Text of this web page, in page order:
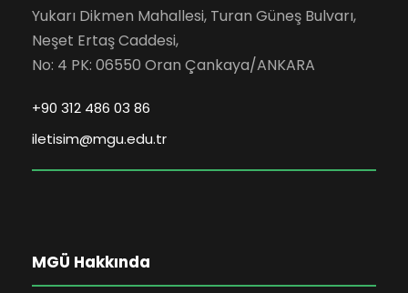
Yukarı Dikmen Mahallesi, Turan Güneş Bulvarı,
Neşet Ertaş Caddesi,
No: 4 PK: 06550 Oran Çankaya/ANKARA
+90 312 486 03 86
iletisim@mgu.edu.tr
MGÜ Hakkında